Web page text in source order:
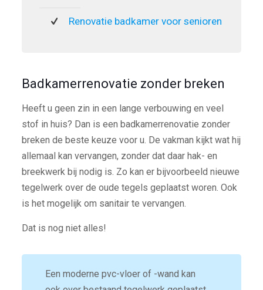
Renovatie badkamer voor senioren
Badkamerrenovatie zonder breken
Heeft u geen zin in een lange verbouwing en veel
stof in huis? Dan is een badkamerrenovatie zonder
breken de beste keuze voor u. De vakman kijkt wat hij
allemaal kan vervangen, zonder dat daar hak- en
breekwerk bij nodig is. Zo kan er bijvoorbeeld nieuwe
tegelwerk over de oude tegels geplaatst woren. Ook
is het mogelijk om sanitair te vervangen.
Dat is nog niet alles!
Een moderne pvc-vloer of -wand kan